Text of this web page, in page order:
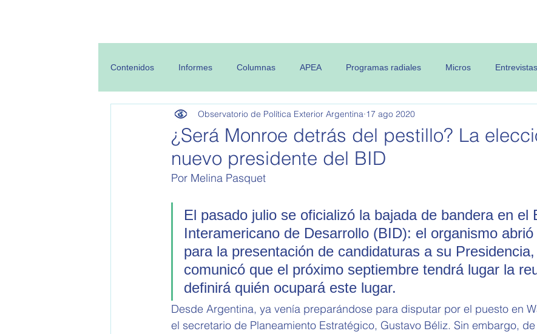
Contenidos Informes Columnas APEA Programas radiales Micros Entrevistas
¿Será Monroe detrás del pestillo? La
nuevo presidente del BID
Observatorio de Política Exterior Argentina 17 ago 2020
Por Melina Pasquet
El pasado julio se oficializó la bajada de bandera en el
Interamericano de Desarrollo (BID): el organismo
para la presentación de candidaturas a su
comunicó que el próximo septiembre tendrá lugar la
definirá quién ocupará este lugar.
Desde Argentina, ya venía preparándose para disputar por el puesto en
el secretario de Planeamiento Estratégico, Gustavo Béliz. Sin embargo,